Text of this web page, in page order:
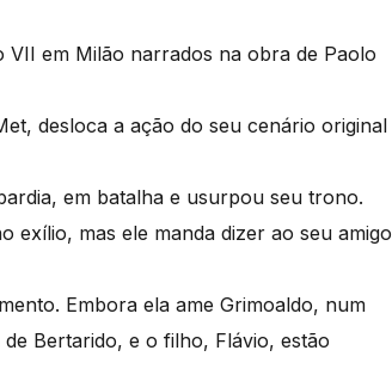
em Milão narrados na obra de Paolo
desloca a ação do seu cenário original
em batalha e usurpou seu trono.
exílio, mas ele manda dizer ao seu amigo
Embora ela ame Grimoaldo, num
Bertarido, e o filho, Flávio, estão